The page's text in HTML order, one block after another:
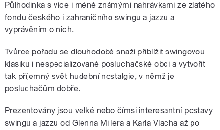
Půlhodinka s více i méně známými nahrávkami ze zlatého
fondu českého i zahraničního swingu a jazzu a
vyprávěním o nich.
Tvůrce pořadu se dlouhodobě snaží přiblížit swingovou
klasiku i nespecializované posluchačské obci a vytvořit
tak příjemný svět hudební nostalgie, v němž je
posluchačům dobře.
Prezentovány jsou velké nebo čímsi interesantní postavy
swingu a jazzu od Glenna Millera a Karla Vlacha až po